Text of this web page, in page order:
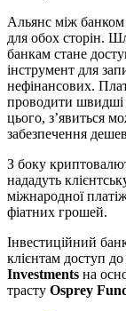
Альянс між
для обох сторін.
банкам стане
інструмент для
нефінансових.
проводити швидші
цього, з’явиться
забезпечення
З боку
нададуть
міжнародної
фіатних грошей.
Інвестиційний
клієнтам доступ
Investments на
трасту Osprey